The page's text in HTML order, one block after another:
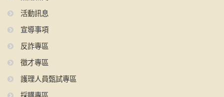
活動訊息
宣導事項
反詐專區
徵才專區
護理人員甄試專區